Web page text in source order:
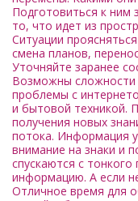
Подготовиться к ним
то, что идет из
Ситуации
смена планов,
Уточняйте заранее
Возможны сложности
проблемы с
и бытовой техникой.
получения новых
потока. Информация
внимание на знаки и
спускаются с
информацию. А если
Отличное время для